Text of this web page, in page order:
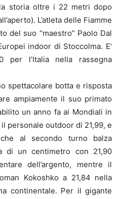
storia oltre i 22 metri dopo
L’atleta delle Fiamme
del suo “maestro” Paolo Dal
indoor di Stoccolma. E’
per l’Italia nella rassegna
spettacolare botta e risposta
ampiamente il suo primato
un anno fa ai Mondiali in
personale outdoor di 21,99, e
al secondo turno balza
di un centimetro con 21,90
dell’argento, mentre il
Kokoshko a 21,84 nella
continentale. Per il gigante